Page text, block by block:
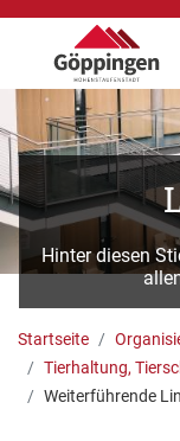
Hinter diesen
Startseite
Tierhaltung,
Weiterführende